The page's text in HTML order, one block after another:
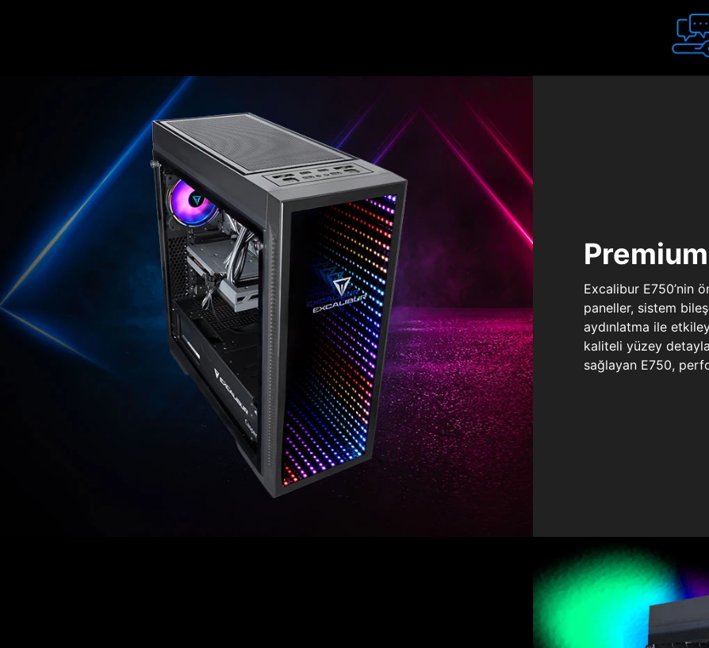
Premium
Excalibur E750’nin
paneller, sistem
aydınlatma ile
kaliteli yüzey
sağlayan E750,